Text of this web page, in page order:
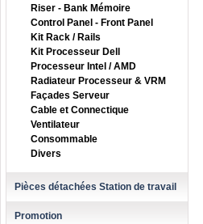
Riser - Bank Mémoire
Control Panel - Front Panel
Kit Rack / Rails
Kit Processeur Dell
Processeur Intel / AMD
Radiateur Processeur & VRM
Façades Serveur
Cable et Connectique
Ventilateur
Consommable
Divers
Pièces détachées Station de travail
Promotion